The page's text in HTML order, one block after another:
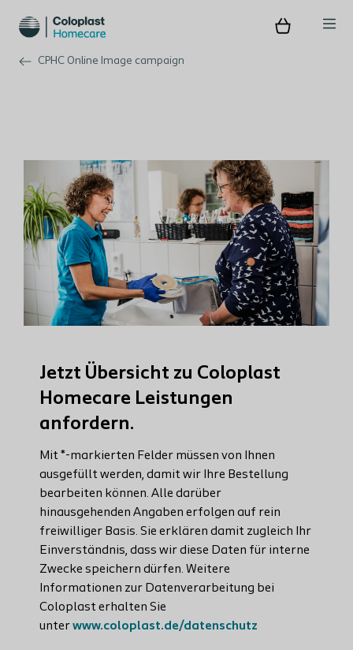
CPHC Online Image campaign
Jetzt Übersicht zu Coloplast
Homecare Leistungen
anfordern.
Mit *-markierten Felder müssen von Ihnen
ausgefüllt werden, damit wir Ihre Bestellung
bearbeiten können. Alle darüber
hinausgehenden Angaben erfolgen auf rein
freiwilliger Basis. Sie erklären damit zugleich Ihr
Einverständnis, dass wir diese Daten für interne
Zwecke speichern dürfen. Weitere
Informationen zur Datenverarbeitung bei
Coloplast erhalten Sie
unterwww.coloplast.de/datenschutz